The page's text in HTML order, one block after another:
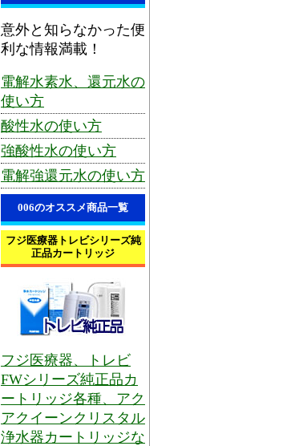
意外と知らなかった便
利な情報満載！
電解水素水、還元水の
使い方
酸性水の使い方
強酸性水の使い方
電解強還元水の使い方
006のオススメ商品一覧
フジ医療器トレビシリーズ純
正品カートリッジ
フジ医療器、トレビ
FWシリーズ純正品カ
ートリッジ各種、アク
アクイーンクリスタル
浄水器カートリッジな